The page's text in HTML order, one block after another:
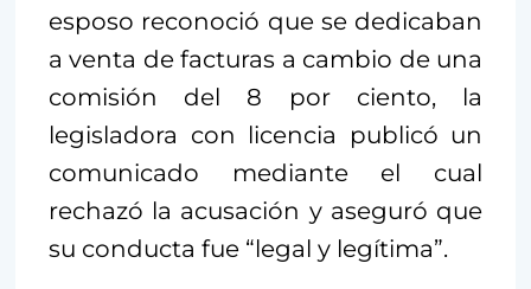
esposo reconoció que se dedicaban
a venta de facturas a cambio de una
comisión del 8 por ciento, la
legisladora con licencia publicó un
comunicado mediante el cual
rechazó la acusación y aseguró que
su conducta fue “legal y legítima”.